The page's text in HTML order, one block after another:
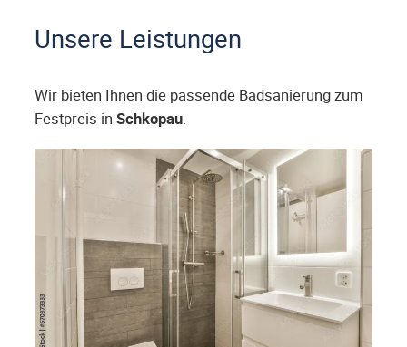
Unsere Leistungen
Wir bieten Ihnen die passende Badsanierung zum
Festpreis in Schkopau.